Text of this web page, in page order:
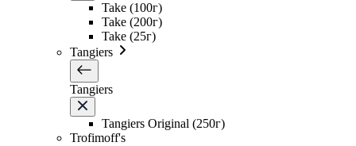
Take (100г)
Take (200г)
Take (25г)
Tangiers
Tangiers
Tangiers Original (250г)
Trofimoff's